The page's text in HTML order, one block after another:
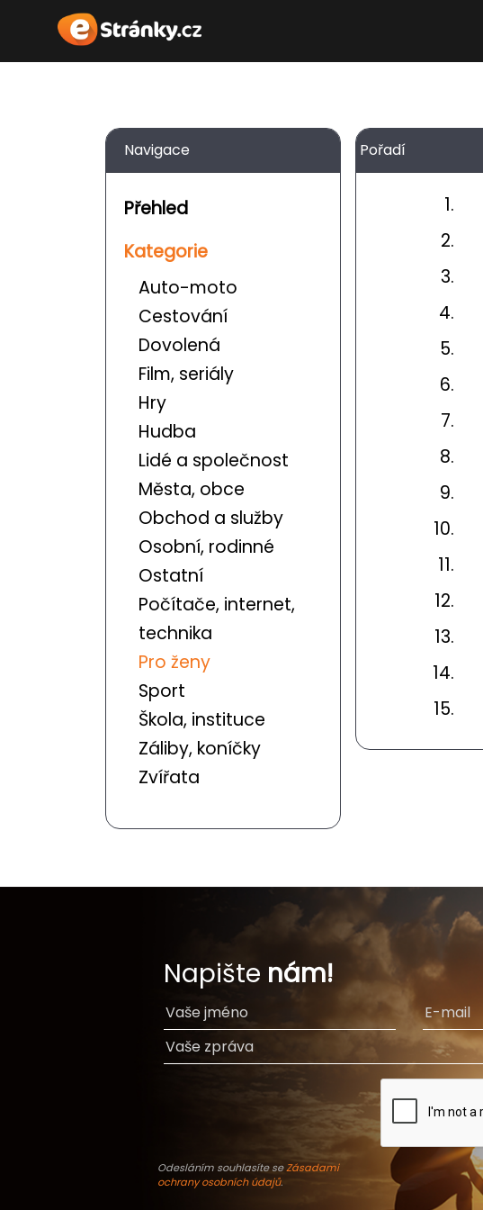
Navigace
Přehled
Kategorie
Auto-moto
Cestování
Dovolená
Film, seriály
Hry
Hudba
Lidé a společnost
Města, obce
Obchod a služby
Osobní, rodinné
Ostatní
Počítače, internet,
technika
Pro ženy
Sport
Škola, instituce
Záliby, koníčky
Zvířata
Pořadí
1.
2.
3.
4.
5.
6.
7.
8.
9.
10.
11.
12.
13.
14.
15.
Napište nám!
Odesláním souhlasíte seZásadami
ochrany osobních údajů.